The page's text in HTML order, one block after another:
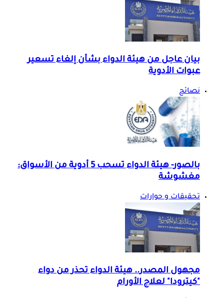
بيان عاجل من هيئة الدواء بشأن إلغاء تسعير
عبوات الأدوية
نصائح
بالصور- هيئة الدواء تسحب 5 أدوية من الأسواق:
مغشوشة
تحقيقات و حوارات
مجهول المصدر.. هيئة الدواء تحذر من دواء
"كيترودا" لعلاج الأورام